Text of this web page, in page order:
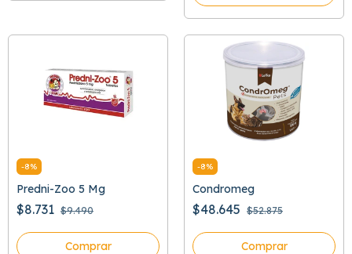
-8%
Predni-Zoo 5 Mg
$8.731 $9.490
Comprar
-8%
Condromeg
$48.645 $52.875
Comprar